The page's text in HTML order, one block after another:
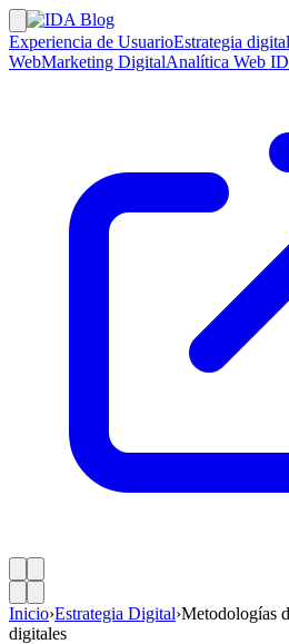
Experiencia de UsuarioEstrategia digital
WebMarketing DigitalAnalítica Web
Inicio›Estrategia Digital›Metodologías
digitales